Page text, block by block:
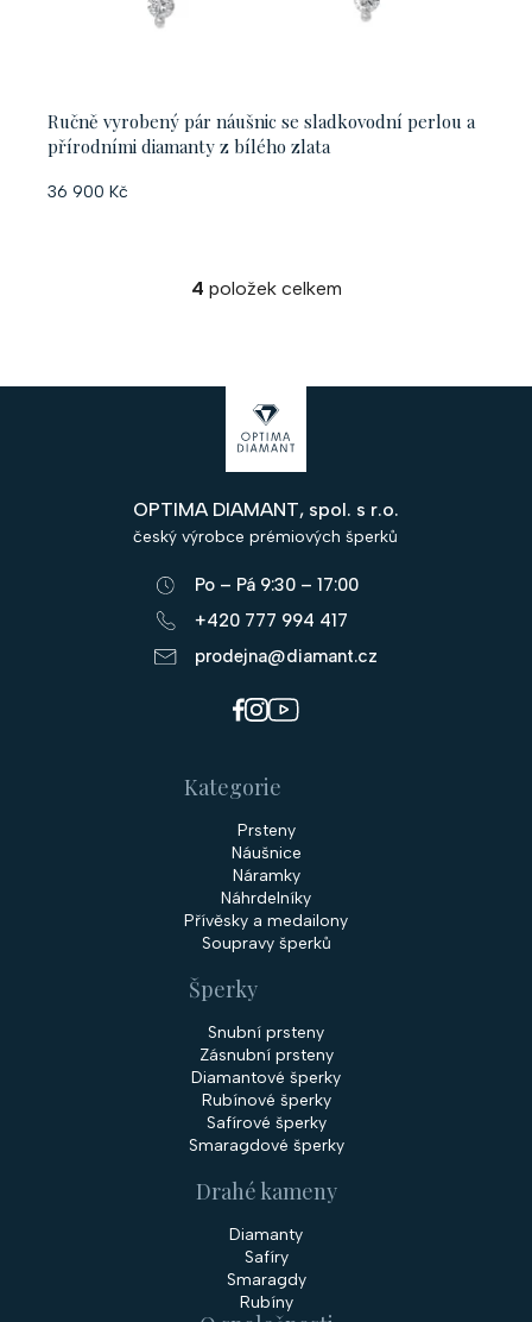
Ručně vyrobený pár náušnic se sladkovodní perlou a
přírodními diamanty z bílého zlata
36 900 Kč
O
d
a
c
í
p
v
k
y
v
ý
p
s
4 položek celkem
OPTIMA DIAMANT, spol. s r.o.
český výrobce prémiových šperků
Po – Pá 9:30 – 17:00
+420 777 994 417
prodejna@diamant.cz
Kategorie
Prsteny
Náušnice
Náramky
Náhrdelníky
Přívěsky a medailony
Soupravy šperků
Šperky
Snubní prsteny
Zásnubní prsteny
Diamantové šperky
Rubínové šperky
Safírové šperky
Smaragdové šperky
Drahé kameny
Diamanty
Safíry
Smaragdy
Rubíny